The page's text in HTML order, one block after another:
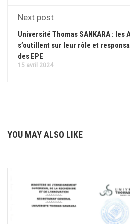
Next post
Université Thomas SANKARA : les
s’outillent sur leur rôle et
des EPE
15 avril 2024
YOU MAY ALSO LIKE